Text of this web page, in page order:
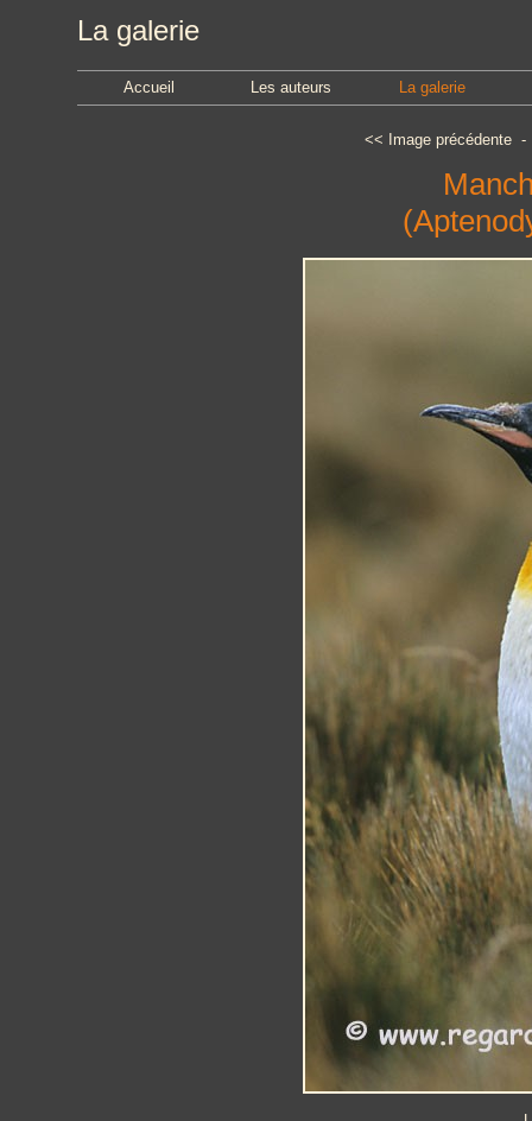
La galerie
Accueil Les auteurs La galerie
<< Image précédente